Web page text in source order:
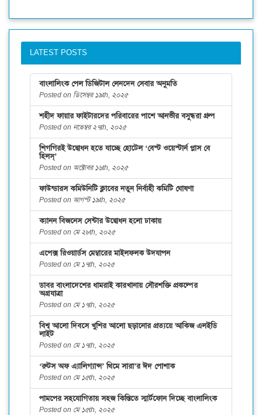
LATEST POSTS
বাংলালিংক পেল ডিজিটাল লেনদেন সেবার অনুমতি
Posted on ডিসেম্বর ১৯th, ২০২৫
শহীদ ফায়ার ফাইটারদের পরিবারের পাশে আনভীর বসুন্ধরা গ্রুপ
Posted on নভেম্বর ২৭th, ২০২৫
শিগগিরই উদ্বোধন হতে যাচ্ছে হোটেল ‘বেস্ট ওয়েস্টার্ন প্লাস বে
হিলস্’
Posted on অক্টোবর ১৬th, ২০২৫
ফাউন্ডারস কমিউনিটি ক্লাবের নতুন নির্বাহী কমিটি ঘোষণা
Posted on আগস্ট ১৯th, ২০২৫
ক্যানন বিজনেস সেন্টার উদ্বোধন হলো ঢাকায়
Posted on মে ২৮th, ২০২৫
এপেক্স রিওয়ার্ডস মেম্বারের মাইলফলক উদযাপন
Posted on মে ১৭th, ২০২৫
ডাবর বাংলাদেশের ধামরাই কারখানায় সৌরশক্তি প্রকল্পের
অগ্রযাত্রা
Posted on মে ১৭th, ২০২৫
বিশ্ব আলো দিবসে খুশির আলো ছড়ানোর প্রত্যয়ে আকিজ এলইডি
লাইট
Posted on মে ১৭th, ২০২৫
‘রুটস অফ এ্যালিগ্যান্স’ থিমে সারা’র ঈদ পোশাক
Posted on মে ১৫th, ২০২৫
পামপের সহযোগিতায় সহজ কিস্তিতে স্মার্টফোন দিচ্ছে বাংলালিংক
Posted on মে ১৫th, ২০২৫